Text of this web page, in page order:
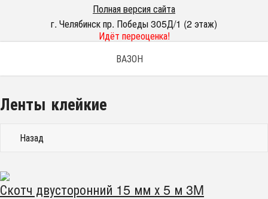
Полная версия сайта
г. Челябинск пр. Победы 305Д/1 (2 этаж)
Идёт переоценка!
ВАЗОН
Ленты клейкие
Назад
Скотч двусторонний 15 мм х 5 м 3M